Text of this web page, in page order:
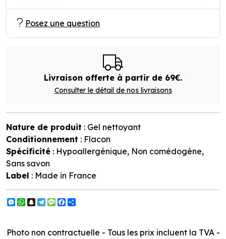
Posez une question
Livraison offerte à partir de 69€.
Consulter le détail de nos livraisons
Nature de produit : Gel nettoyant
Conditionnement : Flacon
Spécificité : Hypoallergénique, Non comédogène,
Sans savon
Label : Made in France
Messenger
WhatsApp
Snapchat
Telegram
Message
Facebook
Photo non contractuelle - Tous les prix incluent la TVA -